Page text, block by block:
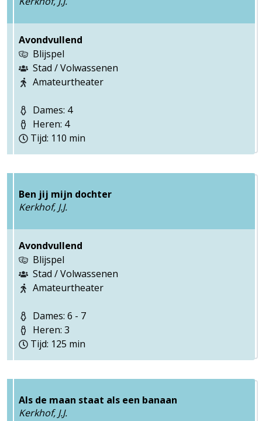
Avondvullend
Blijspel
Stad / Volwassenen
Amateurtheater
Dames: 4
Heren: 4
Tijd: 110 min
Ben jij mijn dochter
Kerkhof, J.J.
Avondvullend
Blijspel
Stad / Volwassenen
Amateurtheater
Dames: 6 - 7
Heren: 3
Tijd: 125 min
Als de maan staat als een banaan
Kerkhof, J.J.